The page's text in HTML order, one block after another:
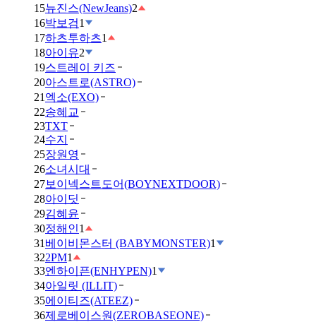
15뉴진스(NewJeans)2
16박보검1
17하츠투하츠1
18아이유2
19스트레이 키즈
20아스트로(ASTRO)
21 엑소(EXO)
22송혜교
23TXT
24수지
25장원영
26소녀시대
27보이넥스트도어(BOYNEXTDOOR)
28아이딧
29김혜윤
30정해인1
31 베이비몬스터 (BABYMONSTER)1
322PM1
33엔하이픈(ENHYPEN)1
34아일릿 (ILLIT)
35에이티즈(ATEEZ)
36제로베이스원(ZEROBASEONE)